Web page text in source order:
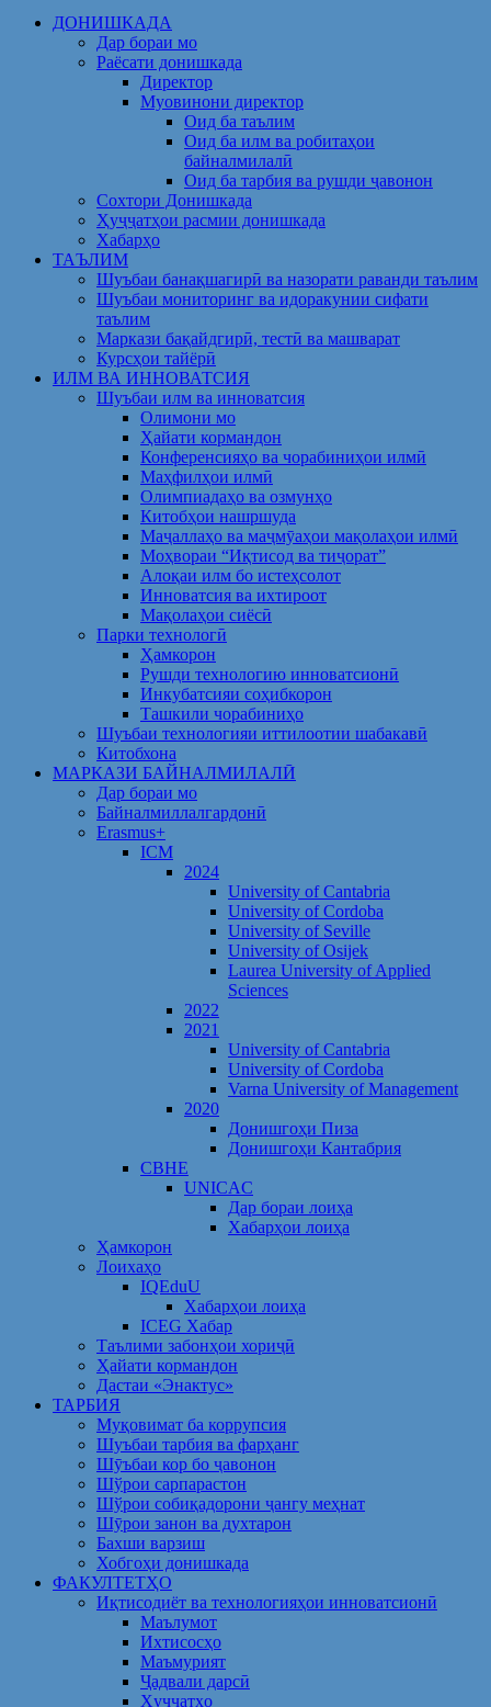
ДОНИШКАДА
Дар бораи мо
Раёсати донишкада
Директор
Муовинони директор
Оид ба таълим
Оид ба илм ва робитаҳои
байналмилалӣ
Оид ба тарбия ва рушди ҷавонон
Сохтори Донишкада
Ҳуҷҷатҳои расмии донишкада
Хабарҳо
ТАЪЛИМ
Шуъбаи банақшагирӣ ва назорати раванди таълим
Шуъбаи мониторинг ва идоракунии сифати
таълим
Маркази бақайдгирӣ, тестӣ ва машварат
Курсҳои тайёрӣ
ИЛМ ВА ИННОВАТСИЯ
Шуъбаи илм ва инноватсия
Олимони мо
Ҳайати кормандон
Конференсияҳо ва чорабиниҳои илмӣ
Маҳфилҳои илмӣ
Олимпиадаҳо ва озмунҳо
Китобҳои нашршуда
Маҷаллаҳо ва маҷмӯаҳои мақолаҳои илмӣ
Моҳвораи “Иқтисод ва тиҷорат”
Алоқаи илм бо истеҳсолот
Инноватсия ва ихтироот
Мақолаҳои сиёсӣ
Парки технологӣ
Ҳамкорон
Рушди технологию инноватсионӣ
Инкубатсияи соҳибкорон
Ташкили чорабиниҳо
Шуъбаи технологияи иттилоотии шабакавӣ
Китобхона
МАРКАЗИ БАЙНАЛМИЛАЛӢ
Дар бораи мо
Байналмиллалгардонӣ
Erasmus+
ICM
2024
University of Cantabria
University of Cordoba
University of Seville
University of Osijek
Laurea University of Applied
Sciences
2022
2021
University of Cantabria
University of Cordoba
Varna University of Management
2020
Донишгоҳи Пиза
Донишгоҳи Кантабрия
CBHE
UNICAC
Дар бораи лоиҳа
Хабарҳои лоиҳа
Ҳамкорон
Лоихаҳо
IQEduU
Хабарҳои лоиҳа
ICEG Хабар
Таълими забонҳои хориҷӣ
Ҳайати кормандон
Дастаи «Энактус»
ТАРБИЯ
Муқовимат ба коррупсия
Шуъбаи тарбия ва фарҳанг
Шӯъбаи кор бо ҷавонон
Шўрои сарпарастон
Шўрои собиқадорони ҷангу меҳнат
Шӯрои занон ва духтарон
Бахши варзиш
Хобгоҳи донишкада
ФАКУЛТЕТҲО
Иқтисодиёт ва технологияҳои инноватсионӣ
Маълумот
Ихтисосҳо
Маъмурият
Ҷадвали дарсӣ
Ҳуҷҷатҳо